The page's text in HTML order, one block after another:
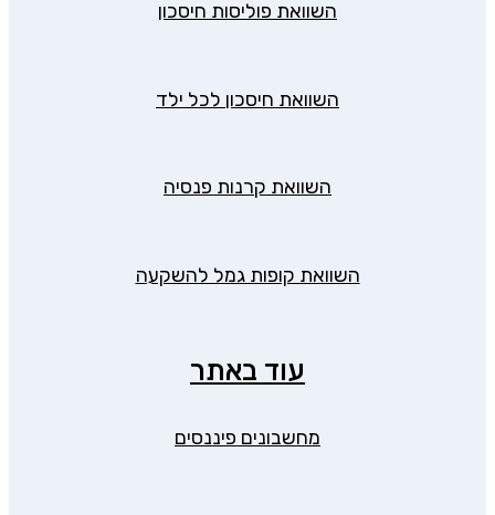
השוואת פוליסות חיסכון
השוואת חיסכון לכל ילד
השוואת קרנות פנסיה
השוואת קופות גמל להשקעה
עוד באתר
מחשבונים פיננסים